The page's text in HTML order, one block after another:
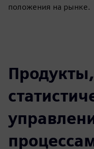
положения на рынке.